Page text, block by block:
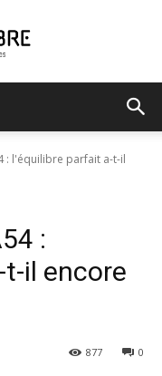
: l'équilibre parfait a-t-il
:
t-il encore
0
877